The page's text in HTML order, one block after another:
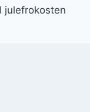
julefrokosten